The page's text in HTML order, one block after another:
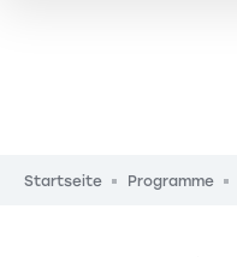
Pfadnavigation
Startseite Programme